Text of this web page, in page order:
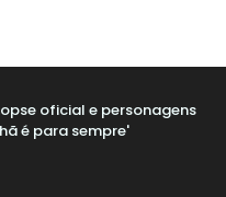
oficial e personagens
é para sempre'